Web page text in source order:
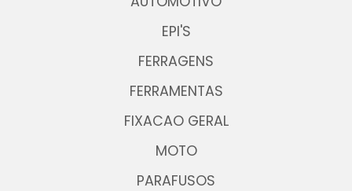
EPI'S
FERRAGENS
FERRAMENTAS
FIXACAO GERAL
MOTO
PARAFUSOS